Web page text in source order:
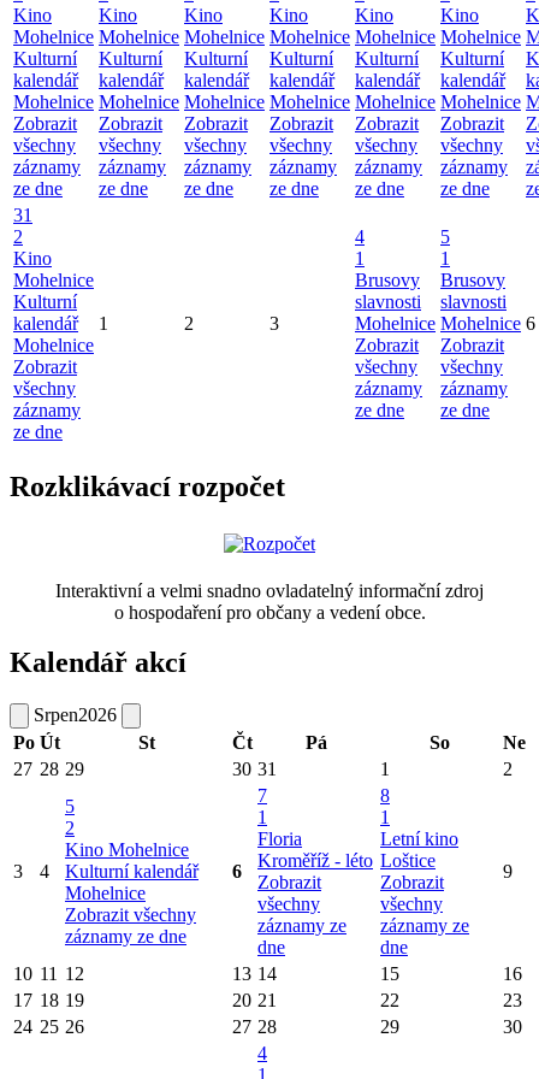
Kino
Mohelnice
Kulturní
kalendář
Mohelnice
Zobrazit
všechny
záznamy
ze dne
Kino
Mohelnice
Kulturní
kalendář
Mohelnice
Zobrazit
všechny
záznamy
ze dne
Kino
Mohelnice
Kulturní
kalendář
Mohelnice
Zobrazit
všechny
záznamy
ze dne
Kino
Mohelnice
Kulturní
kalendář
Mohelnice
Zobrazit
všechny
záznamy
ze dne
Kino
Mohelnice
Kulturní
kalendář
Mohelnice
Zobrazit
všechny
záznamy
ze dne
Kino
Mohelnice
Kulturní
kalendář
Mohelnice
Zobrazit
všechny
záznamy
ze dne
31
2
Kino
Mohelnice
Kulturní
kalendář
Mohelnice
Zobrazit
všechny
záznamy
ze dne
1 2 3
4
1
Brusovy
slavnosti
Mohelnice
Zobrazit
všechny
záznamy
ze dne
5
1
Brusovy
slavnosti
Mohelnice
Zobrazit
všechny
záznamy
ze dne
6
Rozklikávací rozpočet
Interaktivní a velmi snadno ovladatelný informační zdroj
o hospodaření pro občany a vedení obce.
Kalendář akcí
Srpen2026
Po Út St Čt Pá So
Ne
27 28 29 30 31 1 2
3 4
5
2
Kino Mohelnice
Kulturní kalendář
Mohelnice
Zobrazit všechny
záznamy ze dne
6
7
1
Floria
Kroměříž - léto
Zobrazit
všechny
záznamy ze
dne
8
1
Letní kino
Loštice
Zobrazit
všechny
záznamy ze
dne
9
10 11 12 13 14 15
16
17 18 19 20 21 22
23
24 25 26 27 28 29
30
4